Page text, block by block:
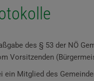
des § 53 der NÖ
Vorsitzenden
Mitglied des